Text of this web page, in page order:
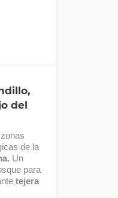
del
de la
Un
para
tejera